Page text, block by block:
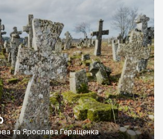
століття, є такі, де епітафії стер […]
та Ярослава Геращенка